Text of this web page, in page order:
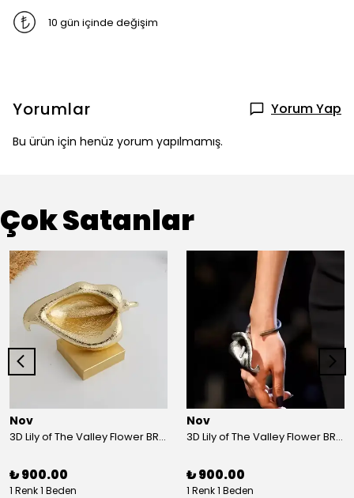
10 gün içinde değişim
Yorumlar Yorum Yap
Bu ürün için henüz yorum yapılmamış.
Çok Satanlar
Nov
3D Lily of The Valley Flower BRACELET G
₺ 900.00
1 Renk 1 Beden
Nov
3D Lily of The Valley Flower BRACELET S
₺ 900.00
1 Renk 1 Beden